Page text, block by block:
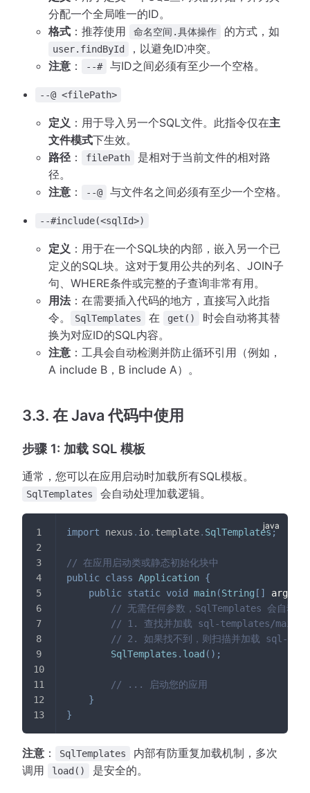
分配一个全局唯一的ID。
格式 ：推荐使用 命名空间.具体操作 的方式，如
user.findById
，以避免ID冲突。
注意 ： --# 与ID之间必须有至少一个空格。
--@ <filePath>
定义 ：用于导入另一个SQL文件。此指令仅在主
文件模式下生效。
路径 ： filePath
是相对于当前文件的相对路
径。
注意 ： --@ 与文件名之间必须有至少一个空格。
--#include(<sqlId>)
定义 ：用于在一个SQL块的内部，嵌入另一个已
定义的SQL块。这对于复用公共的列名、JOIN子
句、WHERE条件或完整的子查询非常有用。
用法：在需要插入代码的地方，直接写入此指
令。
SqlTemplates 在 get()
时会自动将其替
换为对应ID的SQL内容。
注意 ：工具会自动检测并防止循环引用（例如，
A include B，B include A）。
3.3. 在 Java 代码中使用
步骤 1: 加载 SQL 模板
通常，您可以在应用启动时加载所有SQL模板。
SqlTemplates 会自动处理加载逻辑。
import nexus . io. template. SqlTemplates;
// 在应用启动类或静态初始化块中
public class Application {
public static void main(String [ ] args
// 无需任何参数，SqlTemplates 会自动执
// 1. 查找并加载 sql-templates/
// 2. 如果找不到，则扫描并加载 sql-
SqlTemplates . load ( ) ;
// ... 启动您的应用
}
}
注意 ： SqlTemplates
内部有防重复加载机制，多次
调用
load() 是安全的。